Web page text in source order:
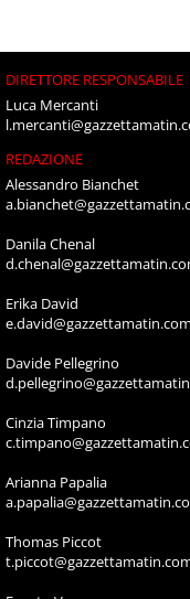
DIRETTORE RESPONSABILE
Luca Mercanti
REDAZIONE
Alessandro Bianchet
Danila Chenal
Erika David
e.david@gazzettamatin.com
Davide Pellegrino
Cinzia Timpano
Arianna Papalia
Thomas Piccot